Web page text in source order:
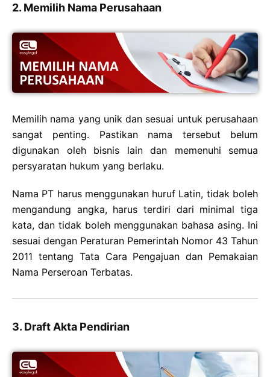
2. Memilih Nama Perusahaan
Memilih nama yang unik dan sesuai untuk perusahaan
sangat penting. Pastikan nama tersebut belum
digunakan oleh bisnis lain dan memenuhi semua
persyaratan hukum yang berlaku.
Nama PT harus menggunakan huruf Latin, tidak boleh
mengandung angka, harus terdiri dari minimal tiga
kata, dan tidak boleh menggunakan bahasa asing. Ini
sesuai dengan Peraturan Pemerintah Nomor 43 Tahun
2011 tentang Tata Cara Pengajuan dan Pemakaian
Nama Perseroan Terbatas.
3. Draft Akta Pendirian